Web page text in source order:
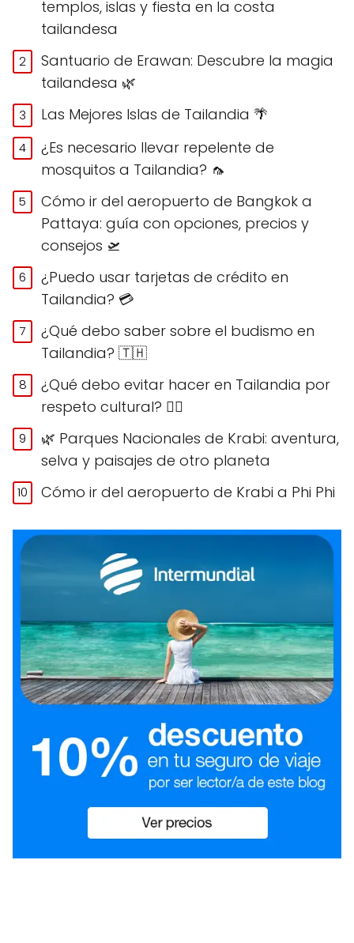
templos, islas y fiesta en la costa
tailandesa
Santuario de Erawan: Descubre la magia
tailandesa 🌿
Las Mejores Islas de Tailandia 🌴
¿Es necesario llevar repelente de
mosquitos a Tailandia? 🦟
Cómo ir del aeropuerto de Bangkok a
Pattaya: guía con opciones, precios y
consejos 🛫
¿Puedo usar tarjetas de crédito en
Tailandia? 💳
¿Qué debo saber sobre el budismo en
Tailandia? 🇹🇭
¿Qué debo evitar hacer en Tailandia por
respeto cultural? 🙅‍♀️
🌿 Parques Nacionales de Krabi: aventura,
selva y paisajes de otro planeta
Cómo ir del aeropuerto de Krabi a Phi Phi